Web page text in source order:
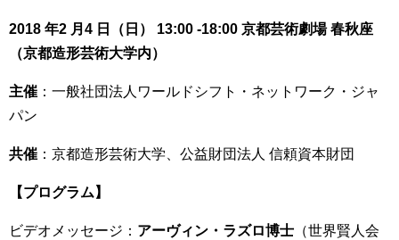
2018 年2 月4 日（日） 13:00 -18:00 京都芸術劇場 春秋座
（京都造形芸術大学内）
主催 ：一般社団法人ワールドシフト・ネットワーク・ジャ
パン
共催 ：京都造形芸術大学、公益財団法人 信頼資本財団
【プログラム】
ビデオメッセージ： アーヴィン・ラズロ博士 （世界賢人会